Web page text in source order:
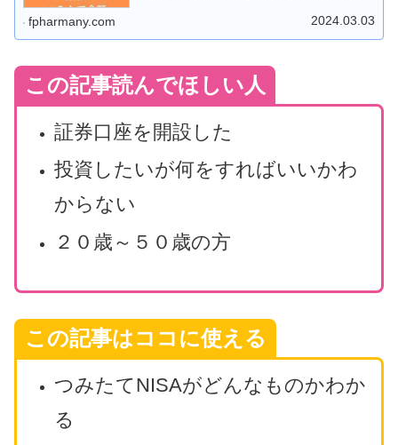
fpharmany.com 2024.03.03
この記事読んでほしい人
証券口座を開設した
投資したいが何をすればいいかわ
からない
２０歳～５０歳の方
この記事はココに使える
つみたてNISAがどんなものかわか
る